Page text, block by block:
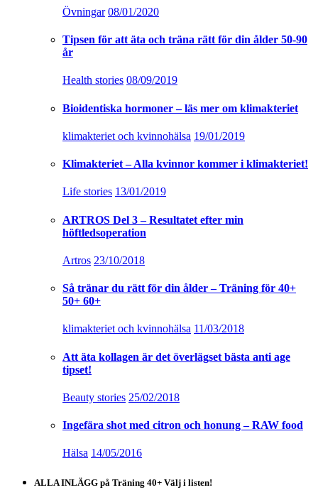
Övningar 08/01/2020
Tipsen för att äta och träna rätt för din ålder 50-90
år
Health stories 08/09/2019
Bioidentiska hormoner – läs mer om klimakteriet
klimakteriet och kvinnohälsa 19/01/2019
Klimakteriet – Alla kvinnor kommer i klimakteriet!
Life stories 13/01/2019
ARTROS Del 3 – Resultatet efter min
höftledsoperation
Artros 23/10/2018
Så tränar du rätt för din ålder – Träning för 40+
50+ 60+
klimakteriet och kvinnohälsa 11/03/2018
Att äta kollagen är det överlägset bästa anti age
tipset!
Beauty stories 25/02/2018
Ingefära shot med citron och honung – RAW food
Hälsa 14/05/2016
ALLA INLÄGG på Träning 40+ Välj i listen!